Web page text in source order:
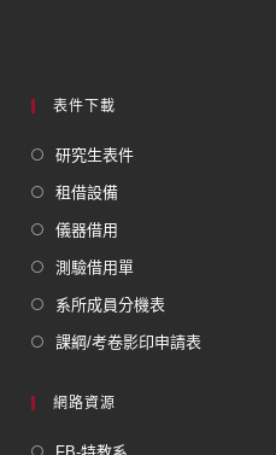
表件下載
研究生表件
租借設備
儀器借用
測驗借用單
系所成員分機表
課綱/考卷影印申請表
網路資源